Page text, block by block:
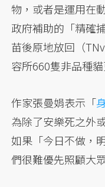
物，或者是運用在
政府補助的「精確
苗後原地放回（
容所660隻非品種
作家張曼娟表示「
為除了安樂死之外
如果「今日不做，
們很難優先照顧大